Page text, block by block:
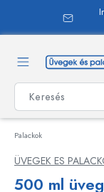
Palackok
ÜVEGEK ES
500 ml